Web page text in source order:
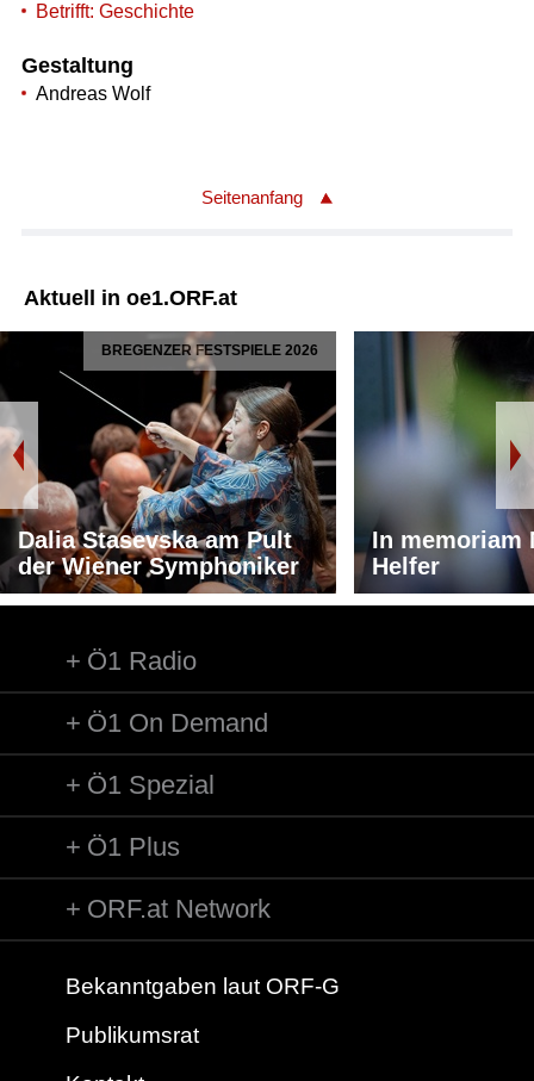
Betrifft: Geschichte
Gestaltung
Andreas Wolf
Seitenanfang
Aktuell in oe1.ORF.at
BREGENZER FESTSPIELE 2026
Dalia Stasevska am Pult
der Wiener Symphoniker
In memoriam
Helfer
Ö1 Radio
Ö1 On Demand
Ö1 Spezial
Ö1 Plus
ORF.at Network
Bekanntgaben laut ORF-G
Publikumsrat